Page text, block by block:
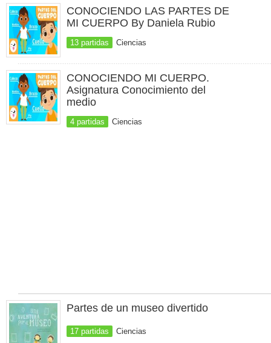
CONOCIENDO LAS PARTES DE
MI CUERPO By Daniela Rubio
13 partidas Ciencias
CONOCIENDO MI CUERPO.
Asignatura Conocimiento del
medio
4 partidas Ciencias
Partes de un museo divertido
17 partidas Ciencias